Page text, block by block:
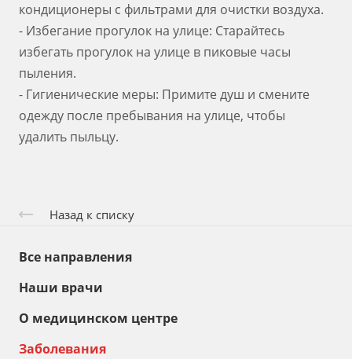
кондиционеры с фильтрами для очистки воздуха.
- Избегание прогулок на улице: Старайтесь
избегать прогулок на улице в пиковые часы
пыления.
- Гигиенические меры: Примите душ и смените
одежду после пребывания на улице, чтобы
удалить пыльцу.
Назад к списку
Все направления
Наши врачи
О медицинском центре
Заболевания